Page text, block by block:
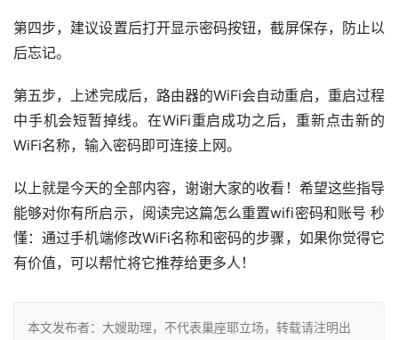
第四步，建议设置后打开显示密码按钮，截屏保存，防止以
后忘记。
第五步，上述完成后，路由器的WiFi会自动重启，重启过程
中手机会短暂掉线。在WiFi重启成功之后，重新点击新的
WiFi名称，输入密码即可连接上网。
以上就是今天的全部内容，谢谢大家的收看！希望这些指导
能够对你有所启示，阅读完这篇怎么重置wifi密码和账号 秒
懂：通过手机端修改WiFi名称和密码的步骤，如果你觉得它
有价值，可以帮忙将它推荐给更多人！
本文发布者：大嫂助理，不代表巢座耶立场，转载请注明出